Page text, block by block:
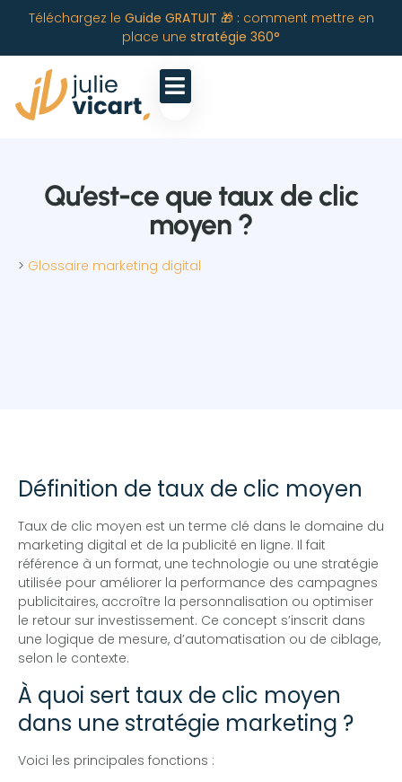
Téléchargez le Guide GRATUIT 🎁 : comment mettre en
place une stratégie 360°
Qu’est-ce que taux de clic
moyen ?
> Glossaire marketing digital
Définition de taux de clic moyen
Taux de clic moyen est un terme clé dans le domaine du
marketing digital et de la publicité en ligne. Il fait
référence à un format, une technologie ou une stratégie
utilisée pour améliorer la performance des campagnes
publicitaires, accroître la personnalisation ou optimiser
le retour sur investissement. Ce concept s’inscrit dans
une logique de mesure, d’automatisation ou de ciblage,
selon le contexte.
À quoi sert taux de clic moyen
dans une stratégie marketing ?
Voici les principales fonctions :